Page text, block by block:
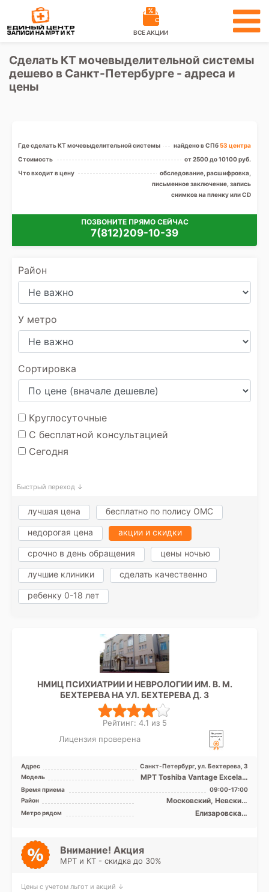
ВСЕ АКЦИИ
Сделать КТ мочевыделительной системы
дешево в Санкт-Петербурге - адреса и
цены
Где сделать КТ мочевыделительной системы найдено в СПб53 центра
Стоимость
от 2500 до 10100 руб.
Что входит в цену
обследование, расшифровка,
письменное заключение, запись
снимков на пленку или CD
ПОЗВОНИТЕ ПРЯМО СЕЙЧАС
7(812)209-10-39
Район
У метро
Сортировка
Круглосуточные
С бесплатной консультацией
Сегодня
Быстрый переход ↓
лучшая цена бесплатно по полису ОМС
недорогая цена акции и скидки
срочно в день обращения цены ночью
лучшие клиники сделать качественно
ребенку 0-18 лет
НМИЦ ПСИХИАТРИИ И НЕВРОЛОГИИ ИМ. В. М.
БЕХТЕРЕВА НА УЛ. БЕХТЕРЕВА Д. 3
Рейтинг: 4.1 из 5
Лицензия проверена
Адрес
Санкт-Петербург, ул. Бехтерева, 3
Модель
МРТ Toshiba Vantage Excelart
XGV 1.5T закрытый тип, КТ
Philips BRILLIA ...
Время приема
09:00-17:00
Район
Московский, Невский,
Фрунзенский, Центральный
Метро рядом
Елизаровская,
Внимание! Акция
МРТ и КТ - скидка до 30%
Цены с учетом льгот и акций ↓